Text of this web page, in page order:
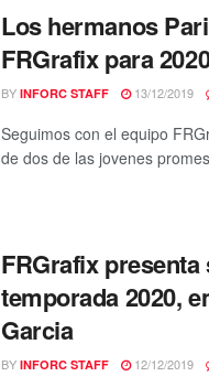
Los hermanos
FRGrafix para
BY INFORC STAFF 13/12/2019
Seguimos con el equipo
de dos de las jovenes
FRGrafix
temporada 2020,
Garcia
BY INFORC STAFF 12/12/2019